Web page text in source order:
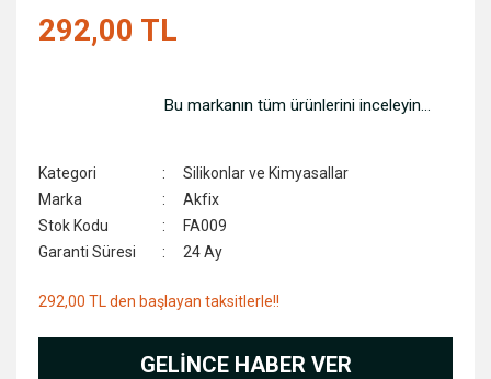
292,00 TL
Bu markanın tüm ürünlerini inceleyin...
Kategori
Silikonlar ve Kimyasallar
Marka
Akfix
Stok Kodu
FA009
Garanti Süresi
24 Ay
292,00 TL den başlayan taksitlerle!!
GELİNCE HABER VER